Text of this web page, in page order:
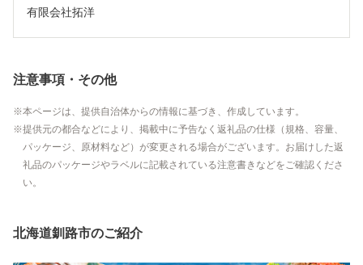
有限会社拓洋
注意事項・その他
本ページは、提供自治体からの情報に基づき、作成しています。
提供元の都合などにより、掲載中に予告なく返礼品の仕様（規格、容量、
パッケージ、原材料など）が変更される場合がございます。お届けした返
礼品のパッケージやラベルに記載されている注意書きなどをご確認くださ
い。
北海道釧路市のご紹介